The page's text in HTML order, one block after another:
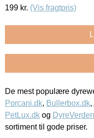
199 kr. (Vis fragtpris)
De mest populære
Porcani.dk, Bullerbox.dk,
PetLux.dk og
sortiment til gode priser.